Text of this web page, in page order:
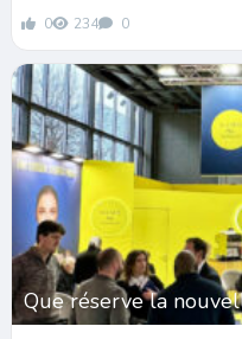
0 234 0
Que réserve la